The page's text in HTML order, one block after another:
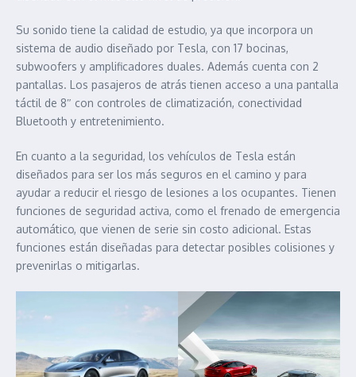
Su sonido tiene la calidad de estudio, ya que incorpora un
sistema de audio diseñado por Tesla, con 17 bocinas,
subwoofers y amplificadores duales. Además cuenta con 2
pantallas. Los pasajeros de atrás tienen acceso a una pantalla
táctil de 8″ con controles de climatización, conectividad
Bluetooth y entretenimiento.
En cuanto a la seguridad, los vehículos de Tesla están
diseñados para ser los más seguros en el camino y para
ayudar a reducir el riesgo de lesiones a los ocupantes. Tienen
funciones de seguridad activa, como el frenado de emergencia
automático, que vienen de serie sin costo adicional. Estas
funciones están diseñadas para detectar posibles colisiones y
prevenirlas o mitigarlas.